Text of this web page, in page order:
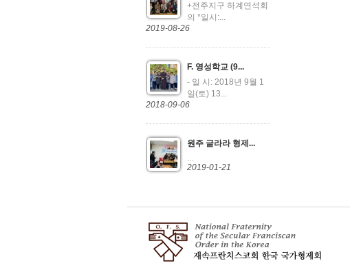
+전주지구 하계연석회
의 *일시:...
2019-08-26
F. 영성학교 (9...
- 일 시: 2018년 9월 1
일(토) 13...
2018-09-06
원주 글라라 형제...
...
2019-01-21